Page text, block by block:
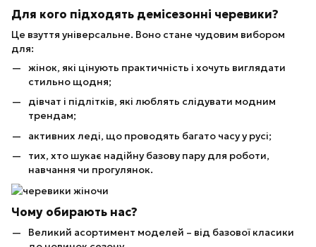
Для кого підходять демісезонні черевики?
Це взуття універсальне. Воно стане чудовим вибором
для:
жінок, які цінують практичність і хочуть виглядати
стильно щодня;
дівчат і підлітків, які люблять слідувати модним
трендам;
активних леді, що проводять багато часу у русі;
тих, хто шукає надійну базову пару для роботи,
навчання чи прогулянок.
Чому обирають нас?
Великий асортимент моделей – від базової класики